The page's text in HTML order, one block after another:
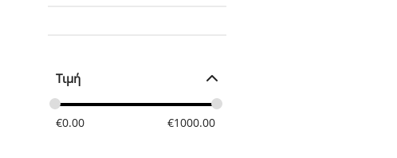
Τιμή
€0.00 €1000.00